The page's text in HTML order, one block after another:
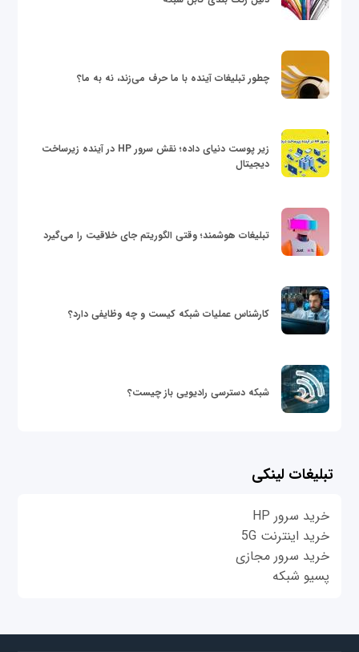
چطور تبلیغات آینده با ما حرف می‌زند، نه به ما؟
زیر پوست دنیای داده؛ نقش سرور HP در آینده زیرساخت
دیجیتال
تبلیغات هوشمند؛ وقتی الگوریتم جای خلاقیت را می‌گیرد
کارشناس عملیات شبکه کیست و چه وظایفی دارد؟
شبکه دسترسی رادیویی باز چیست؟
تبلیغات لینکی
خرید سرور HP
خرید اینترنت 5G
خرید سرور مجازی
پسیو شبکه